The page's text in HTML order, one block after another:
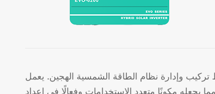
وإدارة نظام الطاقة الشمسية الهجين. يعمل
يجعله مكونًا متعدد الاستخدامات وفعالًا في إعداد